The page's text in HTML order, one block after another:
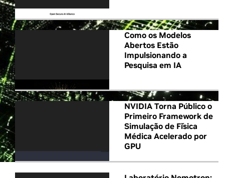
Como os Modelos
Abertos Estão
Impulsionando a
Pesquisa em IA
NVIDIA Torna Público o
Primeiro Framework de
Simulação de Física
Médica Acelerado por
GPU